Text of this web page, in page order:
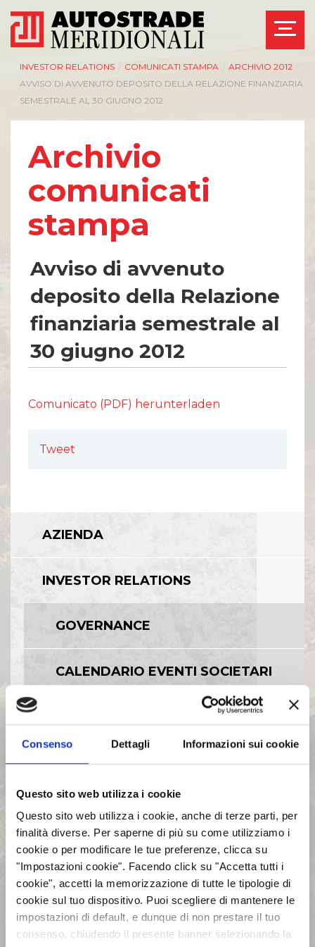
Consenso Dettagli Informazioni sui cookie
Questo sito web utilizza i cookie
Questo sito web utilizza i cookie, anche di terze parti, per
finalità diverse. Per saperne di più su come utilizziamo i
cookie o per modificare le tue preferenze, clicca su
"Impostazioni cookie". Facendo click su "Accetta tutti i
cookie", accetti la memorizzazione di tutte le tipologie di
cookie sul tuo dispositivo. Puoi scegliere di mantenere le
impostazioni di default, e dunque di non prestare il tuo
consenso, chiudendo il presente banner selezionando la
INVESTOR RELATIONS COMUNICATI STAMPA ARCHIVIO 2012
AVVISO DI AVVENUTO DEPOSITO DELLA RELAZIONE FINANZIARIA
SEMESTRALE AL 30 GIUGNO 2012
Archivio
comunicati
stampa
Avviso di avvenuto
deposito della Relazione
finanziaria semestrale al
30 giugno 2012
Comunicato (PDF) herunterladen
Tweet
AZIENDA
INVESTOR RELATIONS
GOVERNANCE
CALENDARIO EVENTI SOCIETARI
EVENTI E DOCUMENTAZIONE
INTERMEDIE
ASSEMBLEE
COMUNICATI STAMPA
ARCHIVIO 2017